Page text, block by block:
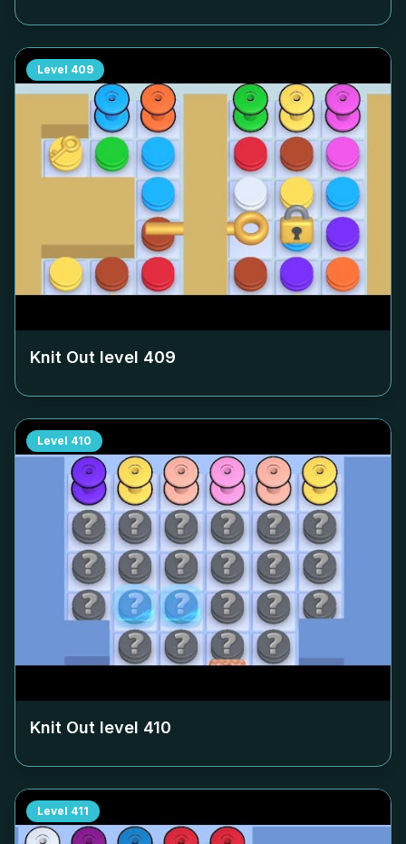
Level 409
Knit Out level 409
Level 410
Knit Out level 410
Level 411